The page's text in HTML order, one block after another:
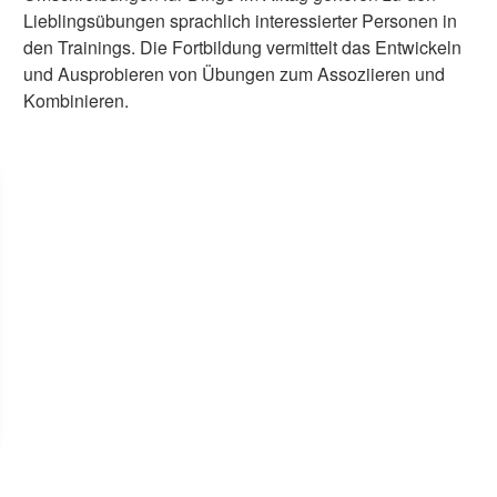
Lieblingsübungen sprachlich interessierter Personen in
den Trainings. Die Fortbildung vermittelt das Entwickeln
und Ausprobieren von Übungen zum Assoziieren und
Kombinieren.